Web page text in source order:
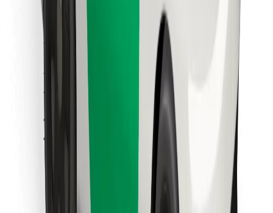
Cookies
Sicurezza
Fai una corsa in pochi minuti!
Scarica Bolt
Trova il tuo cibo preferito!
Scarica Bolt